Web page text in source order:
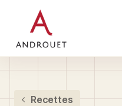
Rechercher un mot clé
Recettes